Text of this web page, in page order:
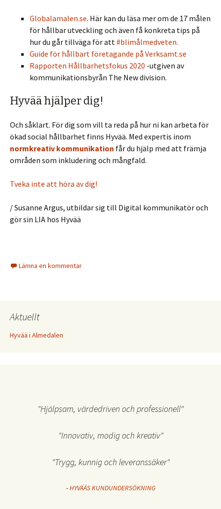
Globalamalen.se. Här kan du läsa mer om de 17 målen
för hållbar utveckling och även få konkreta tips på
hur du går tillväga för att#blimålmedveten.
Guide för hållbart företagande på Verksamt.se
Rapporten Hållbarhetsfokus 2020 -utgiven av
kommunikationsbyrån The New division.
Hyvää hjälper dig!
Och såklart. För dig som vill ta reda på hur ni kan arbeta för
ökad social hållbarhet finns Hyvää. Med expertis inom
normkreativ kommunikation får du hjälp med att främja
områden som inkludering och mångfald.
Tveka inte att höra av dig!
/ Susanne Argus, utbildar sig till Digital kommunikatör och
gör sin LIA hos Hyvää
Lämna en kommentar
Aktuellt
Hyvää i Almedalen
"Hjälpsam, värdedriven och professionell"
"Innovativ, modig och kreativ"
"Trygg, kunnig och leveranssäker"
-HYVÄÄS KUNDUNDERSÖKNING